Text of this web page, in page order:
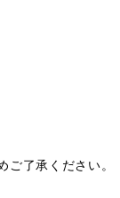
了承ください。